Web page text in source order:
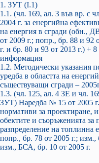
1. ЗУТ (І.1)
1.1. (чл. 169, ал. 3 във вр. с
2004 г. за енергийна
на енергия в сгради (обн.,
от 2009 г.; попр., бр. 88 и 92
г. и бр. 80 и 93 от 2013 г.) +
информация
1.2. Методически указания
уредба в областта на
съществуващи сгради –
1.3. (чл. 125, ал. 4 ЗЕ и чл.
ЗУТ) Наредба № 15 от 2005
нормативи за проектиране,
обектите и съоръженията за
разпределение на топлинна
попр., бр. 78 от 2005 г.; изм.,
изм., БСА, бр. 10 от 2005 г.